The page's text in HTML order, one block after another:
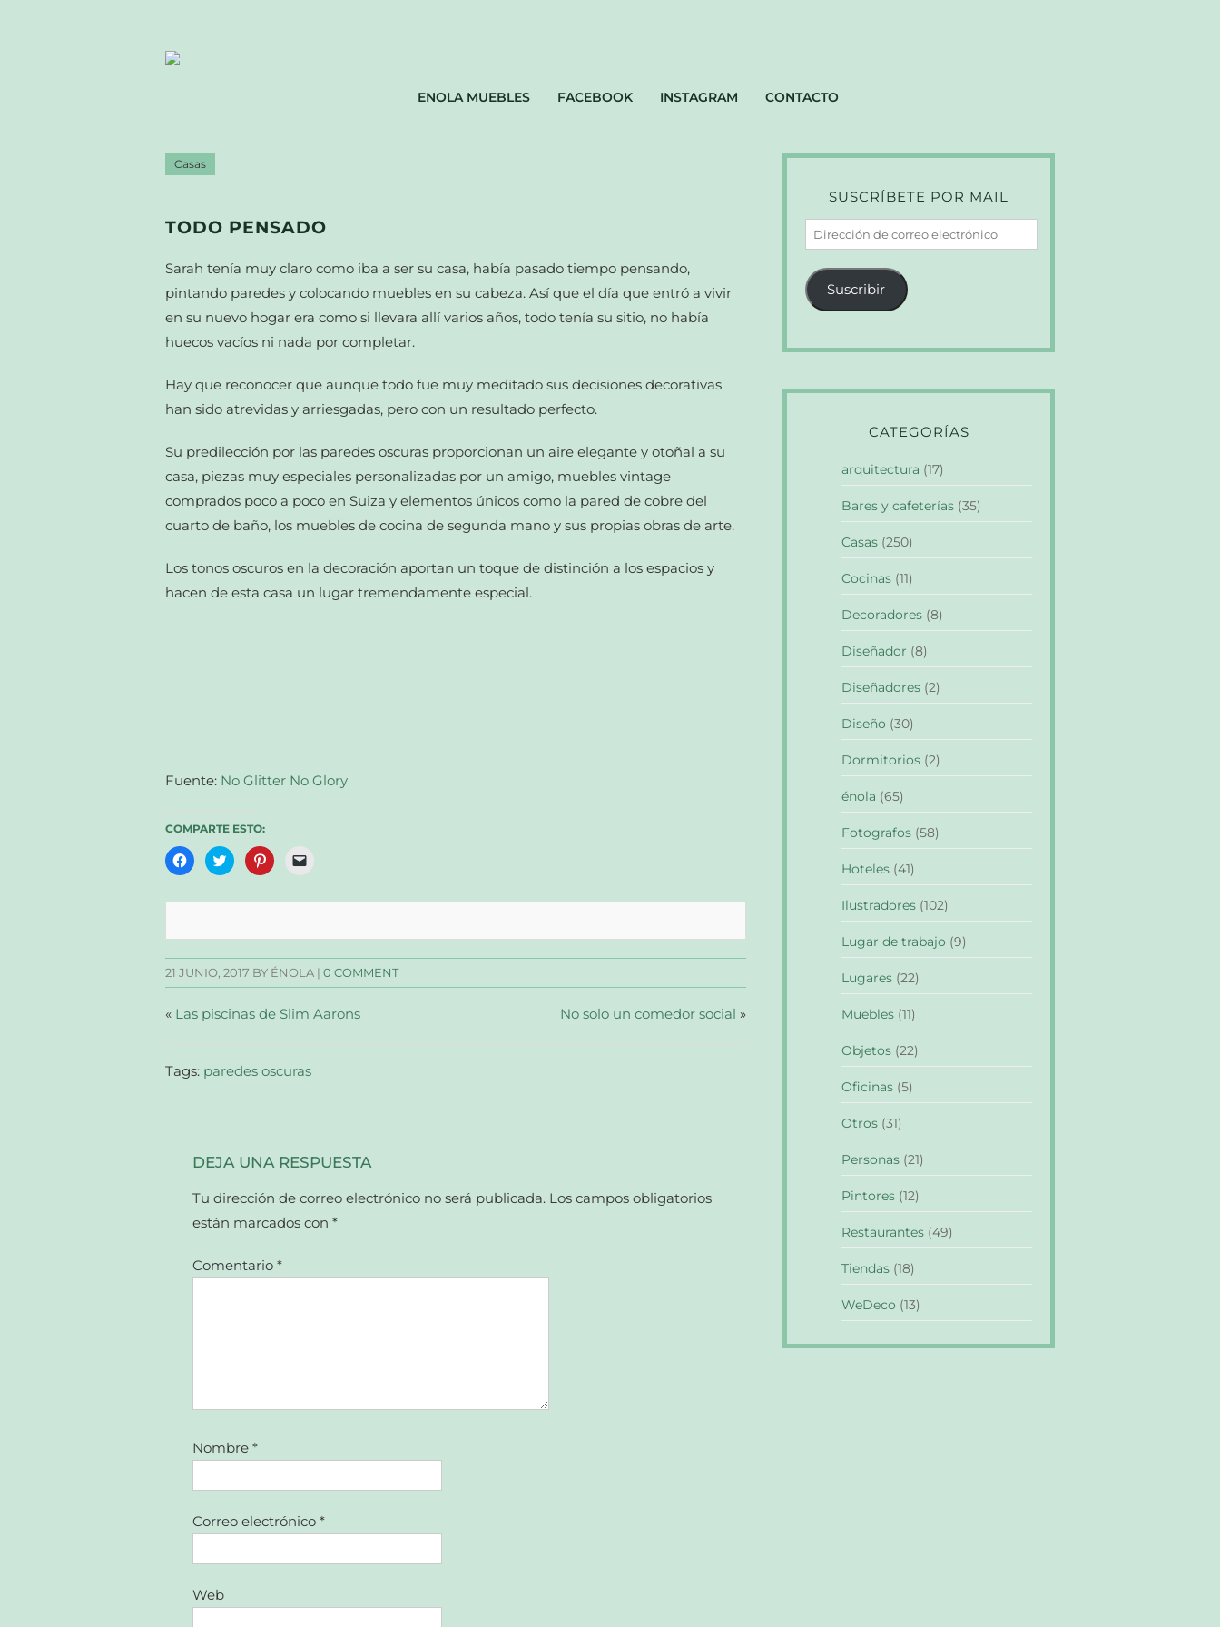
ENOLA MUEBLES FACEBOOK INSTAGRAM CONTACTO
Casas
TODO PENSADO
Sarah tenía muy claro como iba a ser su casa, había pasado tiempo pensando,
pintando paredes y colocando muebles en su cabeza. Así que el día que entró a vivir
en su nuevo hogar era como si llevara allí varios años, todo tenía su sitio, no había
huecos vacíos ni nada por completar.
Hay que reconocer que aunque todo fue muy meditado sus decisiones decorativas
han sido atrevidas y arriesgadas, pero con un resultado perfecto.
Su predilección por las paredes oscuras proporcionan un aire elegante y otoñal a su
casa, piezas muy especiales personalizadas por un amigo, muebles vintage
comprados poco a poco en Suiza y elementos únicos como la pared de cobre del
cuarto de baño, los muebles de cocina de segunda mano y sus propias obras de arte.
Los tonos oscuros en la decoración aportan un toque de distinción a los espacios y
hacen de esta casa un lugar tremendamente especial.
Fuente: No Glitter No Glory
COMPARTE ESTO:
Haz
clic
en
abre
una
ventana
nueva)
Haz
clic
en
abre
una
ventana
nueva)
Haz
clic
en
abre
una
ventana
nueva)
Haz
clic
un
correo
a
un
amigo
abre
en
21 JUNIO, 2017 BY ÉNOLA | 0 COMMENT
« Las piscinas de Slim Aarons No solo un comedor social »
Tags: paredes oscuras
DEJA UNA RESPUESTA
Tu dirección de correo electrónico no será publicada. Los campos obligatorios
están marcados con *
Comentario *
Nombre *
Correo electrónico *
Web
SUSCRÍBETE POR MAIL
Dirección
de
correo
electrónico
Suscribir
CATEGORÍAS
arquitectura (17)
Bares y cafeterías (35)
Casas (250)
Cocinas (11)
Decoradores (8)
Diseñador (8)
Diseñadores (2)
Diseño (30)
Dormitorios (2)
énola (65)
Fotografos (58)
Hoteles (41)
Ilustradores (102)
Lugar de trabajo (9)
Lugares (22)
Muebles (11)
Objetos (22)
Oficinas (5)
Otros (31)
Personas (21)
Pintores (12)
Restaurantes (49)
Tiendas (18)
WeDeco (13)